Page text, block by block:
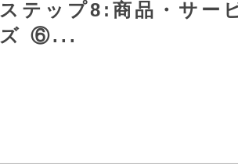
ステップ8:商品・サー
ズ ⑥...